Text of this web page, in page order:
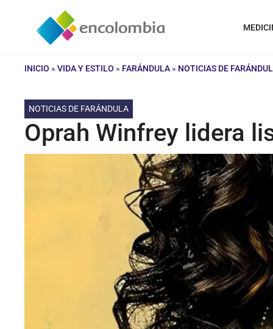
contenido
INICIO » VIDA Y ESTILO » FARÁNDULA » NOTICIAS DE
NOTICIAS DE FARÁNDULA
Oprah Winfrey lidera